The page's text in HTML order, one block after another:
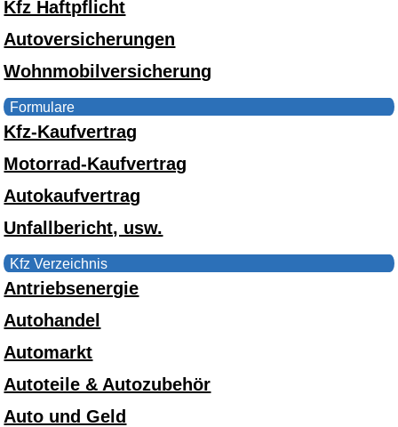
Kfz Haftpflicht
Autoversicherungen
Wohnmobilversicherung
Formulare
Kfz-Kaufvertrag
Motorrad-Kaufvertrag
Autokaufvertrag
Unfallbericht, usw.
Kfz Verzeichnis
Antriebsenergie
Autohandel
Automarkt
Autoteile & Autozubehör
Auto und Geld